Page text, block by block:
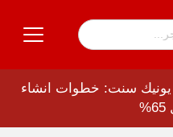
يونيك سنت: خطوات انشاء